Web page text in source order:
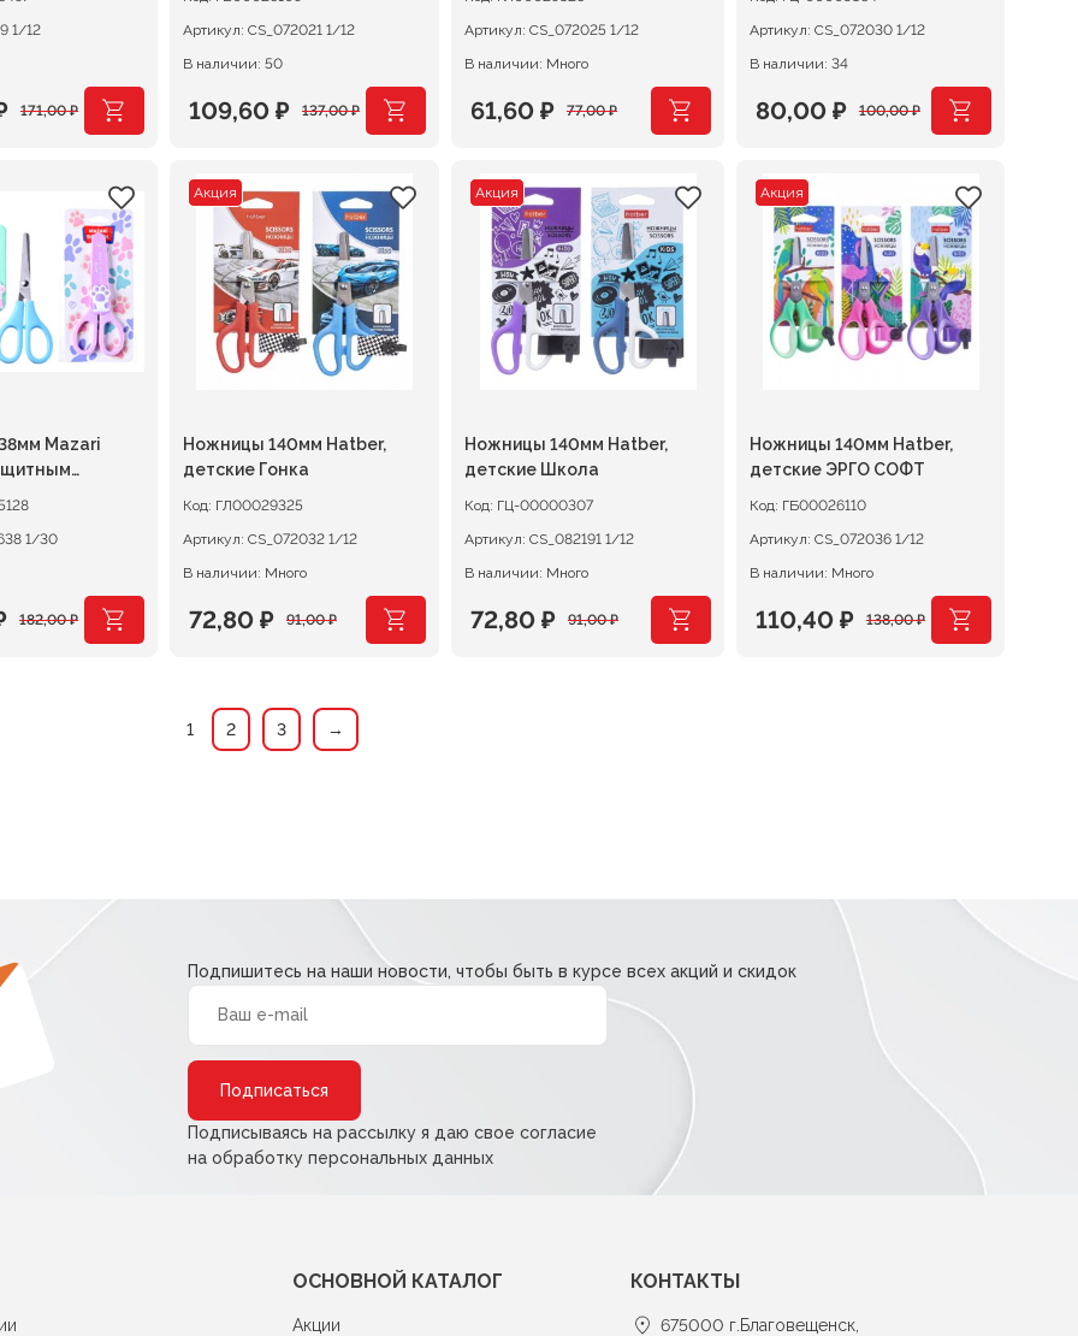
63159 1/12
171,00₽
Артикул:
CS_072021 1/12
В наличии: 50
137,00₽
Первоначальная
составляла
137,00 ₽.
109,60 ₽
Текущая
109,60 ₽.
Артикул:
CS_072025 1/12
В наличии: Много
77,00₽
Первоначальная
составляла
77,00 ₽.
61,60 ₽
Текущая
61,60 ₽.
Артикул:
CS_072030 1/12
В наличии: 34
100,00₽
Первоначальная
составляла
100,00 ₽.
80,00 ₽
Текущая
80,00 ₽.
Mazari
М-5638 1/30
182,00₽
Акция
Ножницы 140мм Hatber,
детские Гонка
Код: ГЛ00029325
Артикул:
CS_072032 1/12
В наличии: Много
91,00₽
Первоначальная
составляла
91,00 ₽.
72,80 ₽
Текущая
72,80 ₽.
Акция
Ножницы 140мм Hatber,
детские Школа
Код: ГЦ-00000307
Артикул:
CS_082191 1/12
В наличии: Много
91,00₽
Первоначальная
72,80 ₽
Текущая
Акция
Ножницы 140мм Hatber,
детские ЭРГО СОФТ
Код: ГБ00026110
Артикул:
CS_072036 1/12
В наличии: Много
138,00₽
Первоначальная
110,40 ₽
Текущая
1 2 3 →
Подпишитесь на наши новости, чтобы быть в курсе всех акций и скидок
Подписываясь на рассылку я даю свое согласие
на обработку персональных данных
ОСНОВНОЙ КАТАЛОГ
Акции
КОНТАКТЫ
675000 г.Благовещенск,